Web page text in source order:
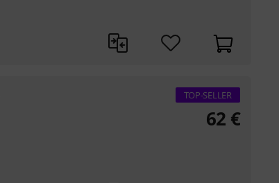
TOP-SELLER
62 €